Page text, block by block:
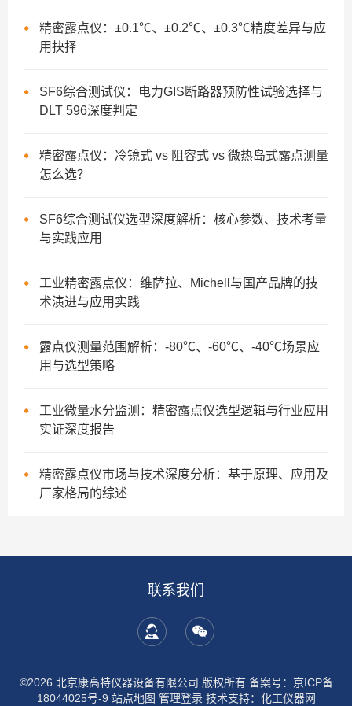
精密露点仪：±0.1℃、±0.2℃、±0.3℃精度差异与应
用抉择
SF6综合测试仪：电力GIS断路器预防性试验选择与
DLT 596深度判定
精密露点仪：冷镜式 vs 阻容式 vs 微热岛式露点测量
怎么选？
SF6综合测试仪选型深度解析：核心参数、技术考量
与实践应用
工业精密露点仪：维萨拉、Michell与国产品牌的技
术演进与应用实践
露点仪测量范围解析：-80℃、-60℃、-40℃场景应
用与选型策略
工业微量水分监测：精密露点仪选型逻辑与行业应用
实证深度报告
精密露点仪市场与技术深度分析：基于原理、应用及
厂家格局的综述
联系我们
©2026 北京康高特仪器设备有限公司 版权所有 备案号：京ICP备
18044025号-9 站点地图 管理登录技术支持： 化工仪器网